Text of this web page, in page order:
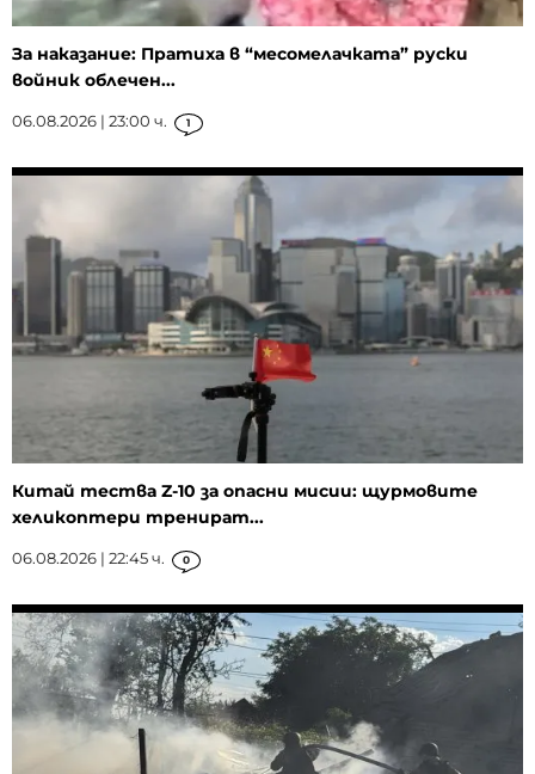
За наказание: Пратиха в “месомелачката” руски
войник облечен...
06.08.2026 | 23:00 ч. 1
Китай тества Z-10 за опасни мисии: щурмовите
хеликоптери тренират...
06.08.2026 | 22:45 ч. 0